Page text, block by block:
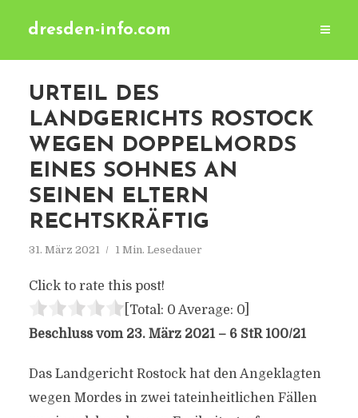
dresden-info.com
URTEIL DES
LANDGERICHTS ROSTOCK
WEGEN DOPPELMORDS
EINES SOHNES AN
SEINEN ELTERN
RECHTSKRÄFTIG
31. März 2021 1 Min. Lesedauer
Click to rate this post!
[Total: 0 Average: 0]
Beschluss vom 23. März 2021 – 6 StR 100/21
Das Landgericht Rostock hat den Angeklagten
wegen Mordes in zwei tateinheitlichen Fällen